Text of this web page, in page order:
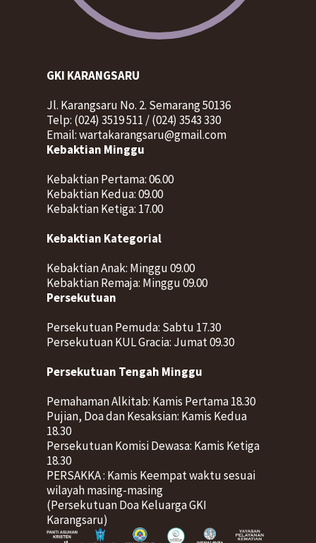
GKI KARANGSARU
Jl. Karangsaru No. 2. Semarang 50136
Telp: (024) 3519 511 / (024) 3543 330
Email: wartakarangsaru@gmail.com
Kebaktian Minggu
Kebaktian Pertama: 06.00
Kebaktian Kedua: 09.00
Kebaktian Ketiga: 17.00
Kebaktian Kategorial
Kebaktian Anak: Minggu 09.00
Kebaktian Remaja: Minggu 09.00
Persekutuan
Persekutuan Pemuda: Sabtu 17.30
Persekutuan KUL Gracia: Jumat 09.30
Persekutuan Tengah Minggu
Pemahaman Alkitab: Kamis Pertama 18.30
Pujian, Doa dan Kesaksian: Kamis Kedua
18.30
Persekutuan Komisi Dewasa: Kamis Ketiga
18.30
PERSAKKA : Kamis Keempat waktu sesuai
wilayah masing-masing
(Persekutuan Doa Keluarga GKI
Karangsaru)